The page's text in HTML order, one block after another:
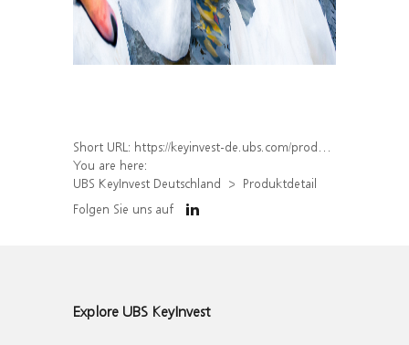
Short URL: https://keyinvest-de.ubs.com/produkt/detail/index/isin/DE000WA549R3
You are here:
UBS KeyInvest Deutschland
Produktdetail
Folgen Sie uns auf
Explore UBS KeyInvest